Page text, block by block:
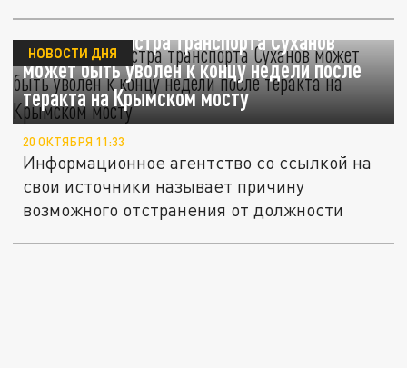
РБК: Замминистра транспорта Суханов
может быть уволен к концу недели после
теракта на Крымском мосту
НОВОСТИ ДНЯ
20 ОКТЯБРЯ 11:33
Информационное агентство со ссылкой на
свои источники называет причину
возможного отстранения от должности